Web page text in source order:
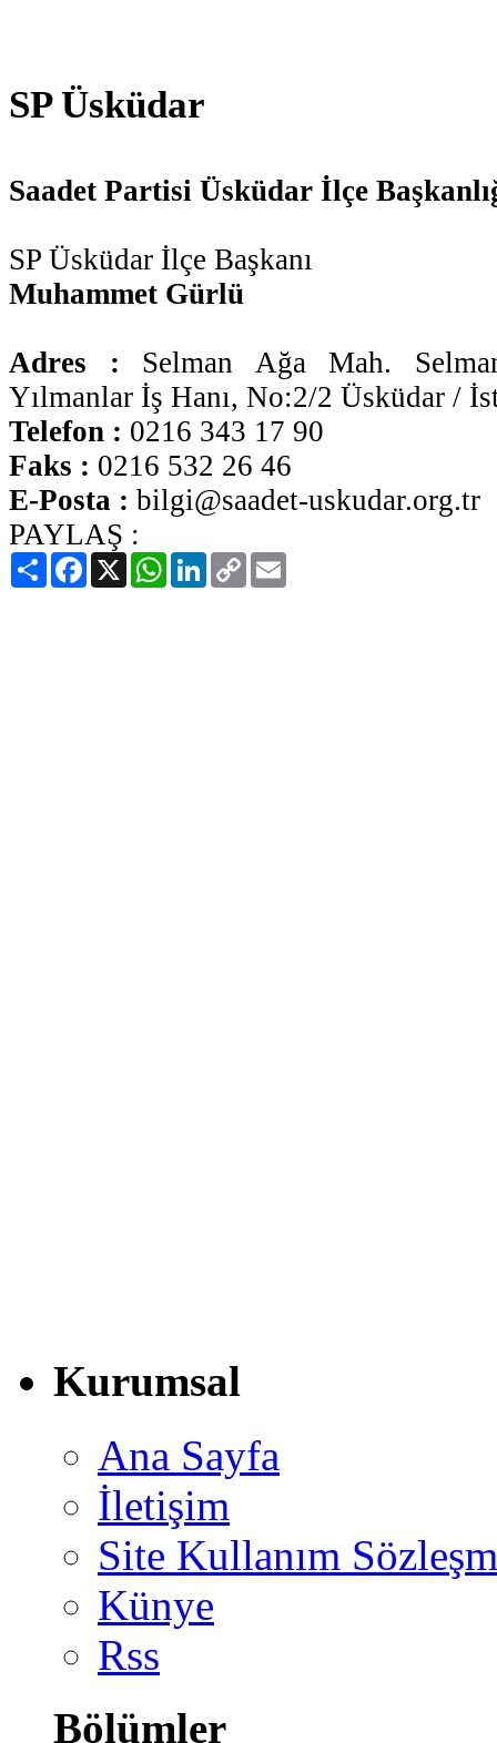
SP Üsküdar
Saadet Partisi Üsküdar İlçe
SP Üsküdar İlçe Başkanı
Muhammet Gürlü
Adres : Selman Ağa Mah.
Yılmanlar İş Hanı, No:2/2 Üsküdar /
Telefon : 0216 343 17 90
Faks : 0216 532 26 46
E-Posta : bilgi@saadet-uskudar.org.tr
PAYLAŞ :
PaylaşFacebook
X WhatsAppLinkedIn
Copy
Link
Kurumsal
Ana Sayfa
İletişim
Site Kullanım
Künye
Rss
Bölümler